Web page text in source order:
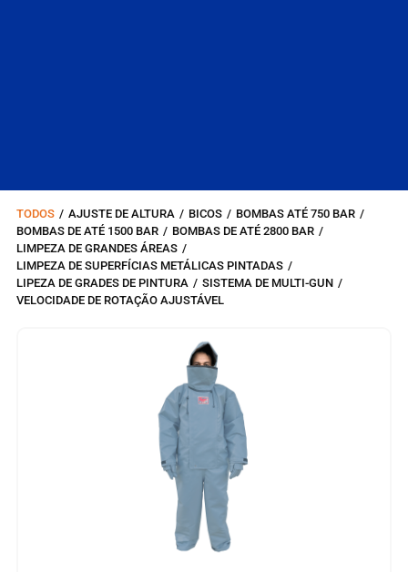
TODOS / AJUSTE DE ALTURA / BICOS / BOMBAS ATÉ 750 BAR /
BOMBAS DE ATÉ 1500 BAR / BOMBAS DE ATÉ 2800 BAR /
LIMPEZA DE GRANDES ÁREAS /
LIMPEZA DE SUPERFÍCIAS METÁLICAS PINTADAS /
LIPEZA DE GRADES DE PINTURA / SISTEMA DE MULTI-GUN /
VELOCIDADE DE ROTAÇÃO AJUSTÁVEL
SAIBA MAIS